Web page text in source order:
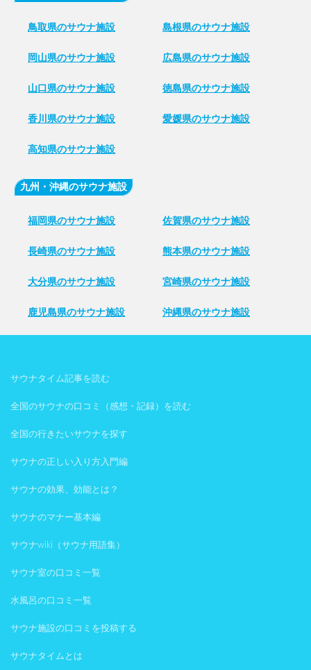
鳥取県のサウナ施設 島根県のサウナ施設
岡山県のサウナ施設 広島県のサウナ施設
山口県のサウナ施設 徳島県のサウナ施設
香川県のサウナ施設 愛媛県のサウナ施設
高知県のサウナ施設
九州・沖縄のサウナ施設
福岡県のサウナ施設 佐賀県のサウナ施設
長崎県のサウナ施設 熊本県のサウナ施設
大分県のサウナ施設 宮崎県のサウナ施設
鹿児島県のサウナ施設 沖縄県のサウナ施設
サウナタイム記事を読む
全国のサウナの口コミ（感想・記録）を読む
全国の行きたいサウナを探す
サウナの正しい入り方入門編
サウナの効果、効能とは？
サウナのマナー基本編
サウナwiki（サウナ用語集）
サウナ室の口コミ一覧
水風呂の口コミ一覧
サウナ施設の口コミを投稿する
サウナタイムとは